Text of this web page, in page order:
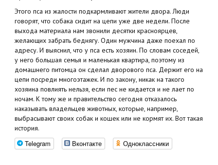
Этого пса из жалости подкармливают жители двора. Люди
говорят, что собака сидит на цепи уже две недели. После
выхода материала нам звонили десятки красноярцев,
желающих забрать беднягу. Один мужчина даже поехал по
адресу. И выяснил, что у пса есть хозяин. По словам соседей,
у него большая семья и маленькая квартира, поэтому из
домашнего питомца он сделал дворового пса. Держит его на
цепи посреди многоэтажек. И по закону, никак на такого
хозяина повлиять нельзя, если пес не кидается и не лает по
ночам. К тому же и правительство сегодня отказалось
наказывать владельцев животных, которые, например,
выбрасывают своих собак и кошек или не кормят их. Вот такая
история.
Telegram Вконтакте Одноклассники